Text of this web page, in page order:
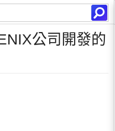
公司開發的